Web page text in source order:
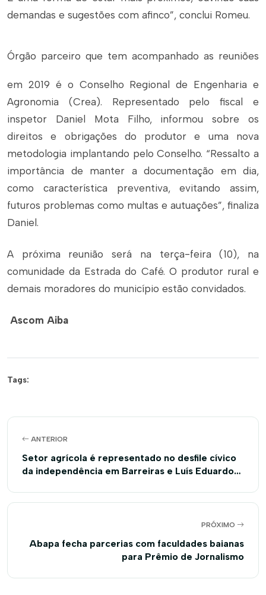
demandas e sugestões com afinco”, conclui Romeu.
Órgão parceiro que tem acompanhado as reuniões
em 2019 é o Conselho Regional de Engenharia e
Agronomia (Crea). Representado pelo fiscal e
inspetor Daniel Mota Filho, informou sobre os
direitos e obrigações do produtor e uma nova
metodologia implantando pelo Conselho. “Ressalto a
importância de manter a documentação em dia,
como característica preventiva, evitando assim,
futuros problemas como multas e autuações”, finaliza
Daniel.
A próxima reunião será na terça-feira (10), na
comunidade da Estrada do Café. O produtor rural e
demais moradores do município estão convidados.
Ascom Aiba
Tags:
ANTERIOR
Setor agrícola é representado no desfile cívico
da independência em Barreiras e Luís Eduardo
PRÓXIMO
Abapa fecha parcerias com faculdades baianas
para Prêmio de Jornalismo